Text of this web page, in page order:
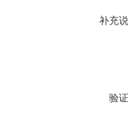
补充
验